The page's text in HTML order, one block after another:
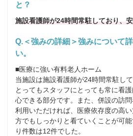
と？
施設看護師が24時間常駐しており、
Q.＜強みの詳細＞強みについて
い。
■医療に強い有料老人ホーム
当施設は施設看護師が24時間常駐し
とってもスタッフにとっても常に看
心できる部分です。また、併設の訪
利用いただければ、医療依存度の高
方でもしっかりと看ていくことが可
り件数は12件でした。